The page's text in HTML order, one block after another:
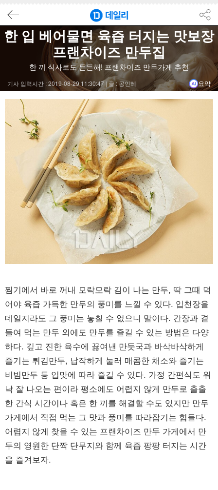
한 입 베어물면 육즙 터지는 맛보장
프랜차이즈 만두집
한 끼 식사로도 든든해! 프랜차이즈 만두가게 추천
기사 입력시간 : 2019-08-29 11:30:47 |글 : 공인혜 요약
결론
만두는 찜기에서 바로 꺼내 먹어야 육즙 가득한 풍미를 느낄 수
북촌 손만두는 1953년 시작되어 200개 매장을 돌파할 예정이
마포 만두는 1995년 합정역에서 시작해 25개 지점을 운영하며,
명인만두는 1976년 창업 이후 163개 매장을 운영하며, 다양한
신포 우리 만두는 1971년 시작해 124개 매장을 운영하며, 얇은
#만두#북촌손만두#마포만두#명인만두
#신포우리만두
찜기에서 바로 꺼내 모락모락 김이 나는 만두, 딱 그때 먹
어야 육즙 가득한 만두의 풍미를 느낄 수 있다. 입천장을
데일지라도 그 풍미는 놓칠 수 없으니 말이다. 간장과 곁
들여 먹는 만두 외에도 만두를 즐길 수 있는 방법은 다양
하다. 깊고 진한 육수에 끓여낸 만둣국과 바삭바삭하게
즐기는 튀김만두, 납작하게 눌러 매콤한 채소와 즐기는
비빔만두 등 입맛에 따라 즐길 수 있다. 가정 간편식도 워
낙 잘 나오는 편이라 평소에도 어렵지 않게 만두로 출출
한 간식 시간이나 혹은 한 끼를 해결할 수도 있지만 만두
가게에서 직접 먹는 그 맛과 풍미를 따라잡기는 힘들다.
어렵지 않게 찾을 수 있는 프랜차이즈 만두 가게에서 만
두의 영원한 단짝 단무지와 함께 육즙 팡팡 터지는 시간
을 즐겨보자.